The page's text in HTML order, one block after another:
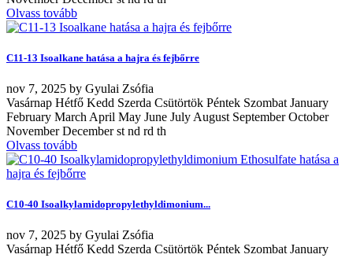
Olvass tovább
C11-13 Isoalkane hatása a hajra és fejbőrre
nov 7, 2025 by Gyulai Zsófia
Vasárnap Hétfő Kedd Szerda Csütörtök Péntek Szombat January
February March April May June July August September October
November December st nd rd th
Olvass tovább
C10-40 Isoalkylamidopropylethyldimonium...
nov 7, 2025 by Gyulai Zsófia
Vasárnap Hétfő Kedd Szerda Csütörtök Péntek Szombat January